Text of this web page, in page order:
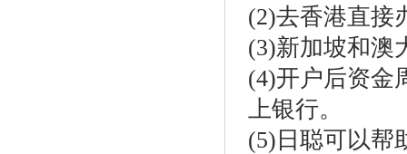
(2)去香港直接
(3)新加坡和澳
(4)开户后资金
上银行。
(5)日聪可以帮